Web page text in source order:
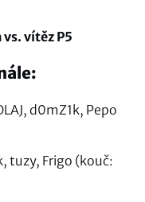
vs. vítěz P5
d0mZ1k, Pepo
tuzy, Frigo (kouč: